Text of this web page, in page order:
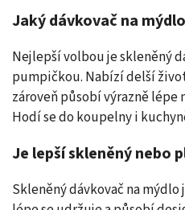
Jaký dávkovač na
Nejlepší volbou je skleněný
pumpičkou. Nabízí delší
zároveň působí výrazně lépe
Hodí se do koupelny i
Je lepší skleněný nebo
Skleněný dávkovač na